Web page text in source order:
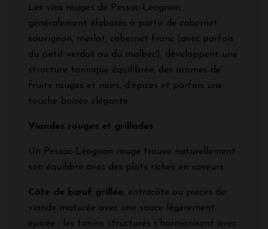
Les vins rouges de Pessac-Léognan,
généralement élaborés à partir de cabernet
sauvignon, merlot, cabernet franc (avec parfois
du petit verdot ou du malbec), développent une
structure tannique équilibrée, des arômes de
fruits rouges et noirs, d’épices et parfois une
touche boisée élégante.
Viandes rouges et grillades
Un Pessac-Léognan rouge trouve naturellement
son équilibre avec des plats riches en saveurs :
Côte de bœuf grillée, entrecôte ou pièces de
viande maturée avec une sauce légèrement
épicée ; les tanins structurés s’harmonisent avec